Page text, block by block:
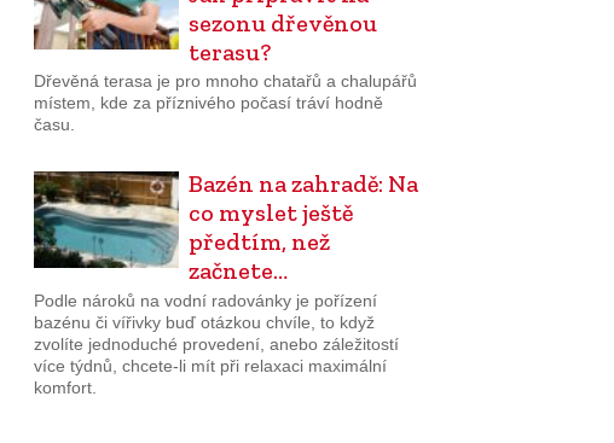
sezonu dřevěnou
terasu?
Dřevěná terasa je pro mnoho chatařů a chalupářů
místem, kde za příznivého počasí tráví hodně
času.
Bazén na zahradě: Na
co myslet ještě
předtím, než
začnete…
Podle nároků na vodní radovánky je pořízení
bazénu či vířivky buď otázkou chvíle, to když
zvolíte jednoduché provedení, anebo záležitostí
více týdnů, chcete-li mít při relaxaci maximální
komfort.